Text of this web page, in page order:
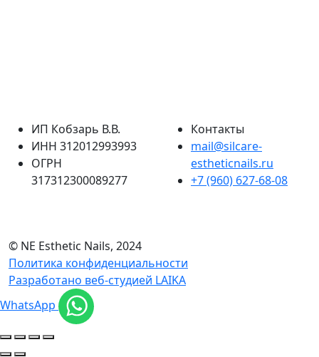
ИП Кобзарь В.В.
ИНН 312012993993
ОГРН
317312300089277
Контакты
mail@silcare-
estheticnails.ru
+7 (960) 627-68-08
© NE Esthetic Nails, 2024
Политика конфиденциальности
Разработано веб-студией LAIKA
WhatsApp